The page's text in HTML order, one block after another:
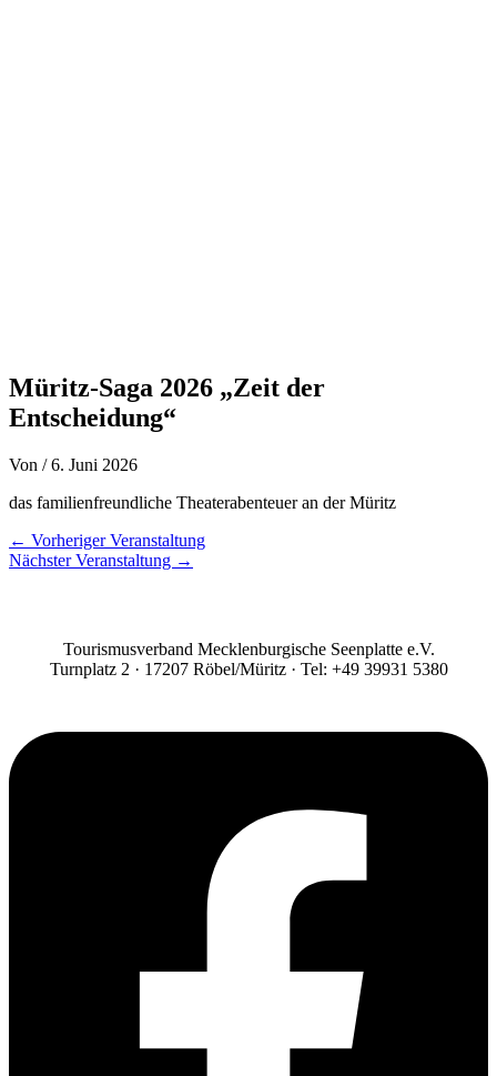
Müritz-Saga 2026 „Zeit der
Entscheidung“
Von /6. Juni 2026
das familienfreundliche Theaterabenteuer an der Müritz
← Vorheriger Veranstaltung
Nächster Veranstaltung →
Tourismusverband Mecklenburgische Seenplatte e.V.
Turnplatz 2 · 17207 Röbel/Müritz · Tel: +49 39931 5380